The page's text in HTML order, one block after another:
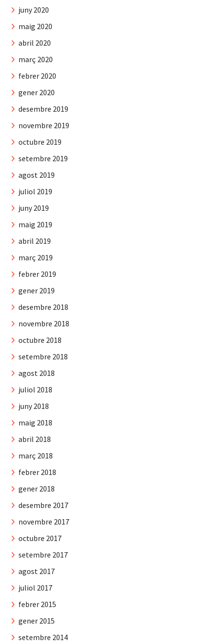
juny 2020
maig 2020
abril 2020
març 2020
febrer 2020
gener 2020
desembre 2019
novembre 2019
octubre 2019
setembre 2019
agost 2019
juliol 2019
juny 2019
maig 2019
abril 2019
març 2019
febrer 2019
gener 2019
desembre 2018
novembre 2018
octubre 2018
setembre 2018
agost 2018
juliol 2018
juny 2018
maig 2018
abril 2018
març 2018
febrer 2018
gener 2018
desembre 2017
novembre 2017
octubre 2017
setembre 2017
agost 2017
juliol 2017
febrer 2015
gener 2015
setembre 2014